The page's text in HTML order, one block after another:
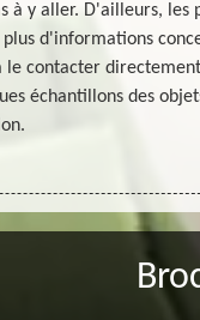
à y aller. D'ailleurs, les
d'informations
le contacter
échantillons des